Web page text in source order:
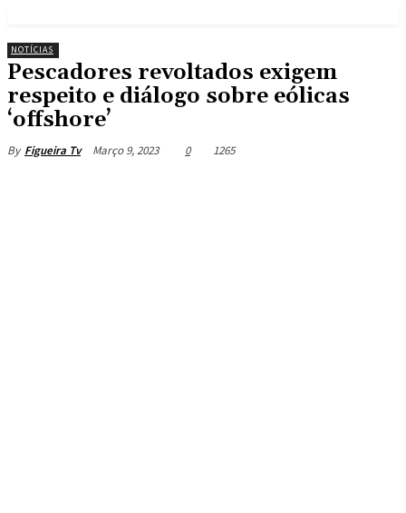
NOTÍCIAS
Pescadores revoltados exigem
respeito e diálogo sobre eólicas
‘offshore’
By Figueira Tv Março 9, 2023 0 1265